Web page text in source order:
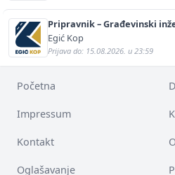
Pripravnik – Građevinski
Egić Kop
Prijava do: 15.08.2026. u 23:59
Početna
Impressum
Kontakt
Oglašavanje